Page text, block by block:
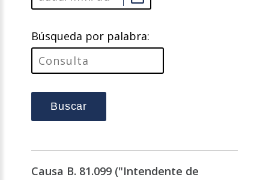
Búsqueda por palabra:
Buscar
Causa B. 81.099 ("Intendente de